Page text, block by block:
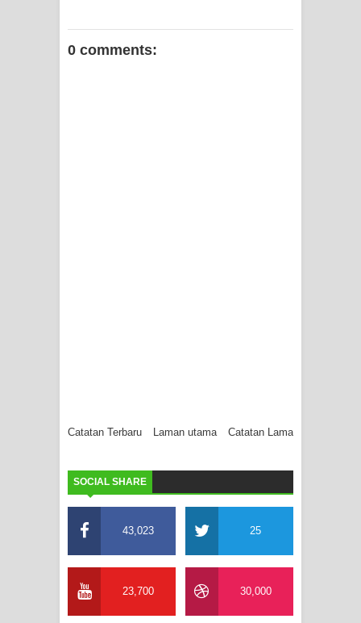
0 comments:
Catatan Terbaru Catatan Lama
Laman utama
SOCIAL SHARE
43,023 25
23,700 30,000